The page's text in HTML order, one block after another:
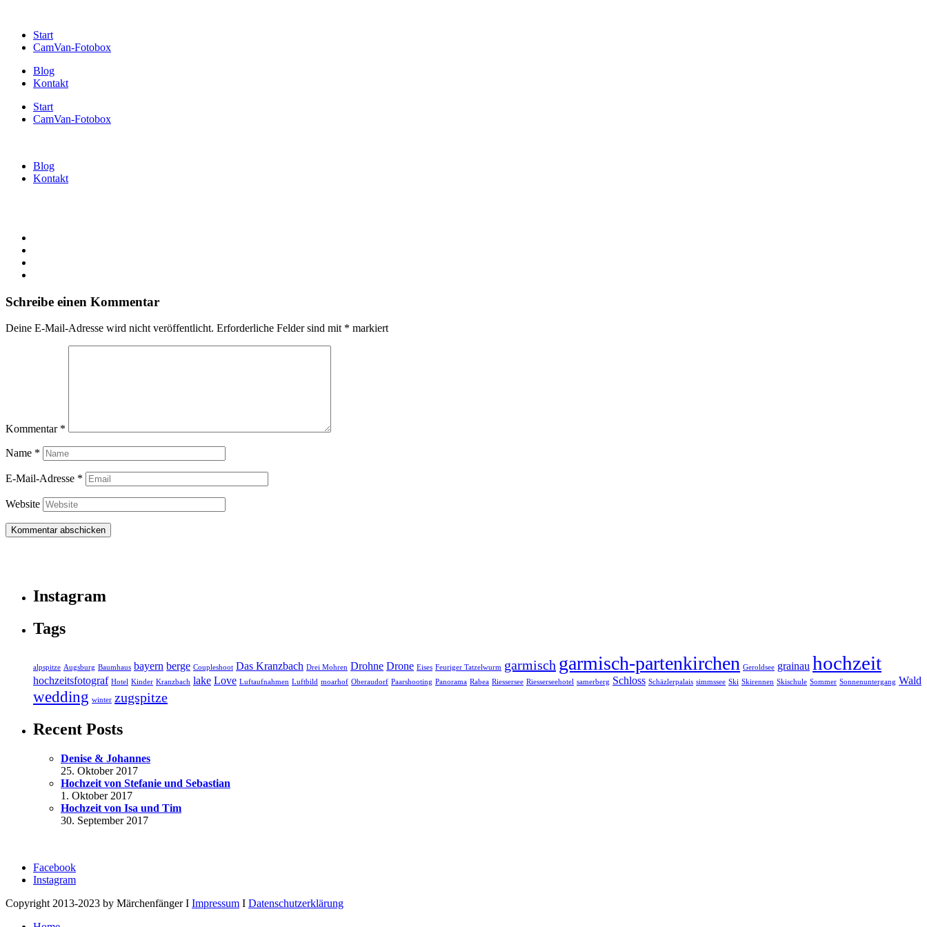
Start
CamVan-Fotobox
Blog
Kontakt
Start
CamVan-Fotobox
Blog
Kontakt
Schreibe einen Kommentar
Deine E-Mail-Adresse wird nicht veröffentlicht. Erforderliche Felder sind mit * markiert
Kommentar *
Name *
E-Mail-Adresse *
Website
Instagram
Tags
alpspitze Augsburg Baumhaus bayern berge Coupleshoot Das Kranzbach Drei Mohren Drohne Drone Eises Feuriger Tatzelwurm garmisch garmisch-partenkirchen Geroldsee grainau hochzeit
hochzeitsfotograf Hotel Kinder Kranzbach lake Love Luftaufnahmen Luftbild moarhof Oberaudorf Paarshooting Panorama Rabea Riessersee Riesserseehotel samerberg Schloss Schäzlerpalais simmssee Ski Skirennen Skischule Sommer Sonnenuntergang Wald
wedding winter zugspitze
Recent Posts
Denise & Johannes
25. Oktober 2017
Hochzeit von Stefanie und Sebastian
1. Oktober 2017
Hochzeit von Isa und Tim
30. September 2017
Facebook
Instagram
Copyright 2013-2023 by Märchenfänger I Impressum I Datenschutzerklärung